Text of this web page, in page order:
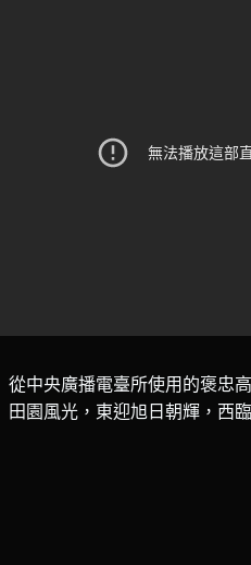
從中央廣播電臺所使用的褒忠
田園風光， 東迎旭日朝輝，西